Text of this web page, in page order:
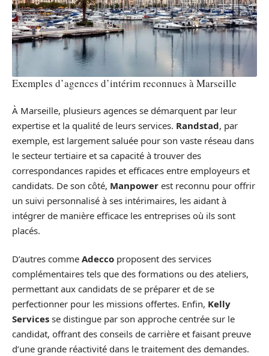
Exemples d’agences d’intérim reconnues à Marseille
À Marseille, plusieurs agences se démarquent par leur
expertise et la qualité de leurs services. Randstad, par
exemple, est largement saluée pour son vaste réseau dans
le secteur tertiaire et sa capacité à trouver des
correspondances rapides et efficaces entre employeurs et
candidats. De son côté, Manpower est reconnu pour offrir
un suivi personnalisé à ses intérimaires, les aidant à
intégrer de manière efficace les entreprises où ils sont
placés.
D’autres comme Adecco proposent des services
complémentaires tels que des formations ou des ateliers,
permettant aux candidats de se préparer et de se
perfectionner pour les missions offertes. Enfin, Kelly
Services se distingue par son approche centrée sur le
candidat, offrant des conseils de carrière et faisant preuve
d’une grande réactivité dans le traitement des demandes.